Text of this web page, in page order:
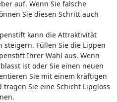
auf. Wenn Sie falsche
Sie diesen Schritt auch
kann die Attraktivität
Füllen Sie die Lippen
Ihrer Wahl aus. Wenn
ist oder Sie einen neuen
Sie mit einem kräftigen
Sie eine Schicht Lipgloss